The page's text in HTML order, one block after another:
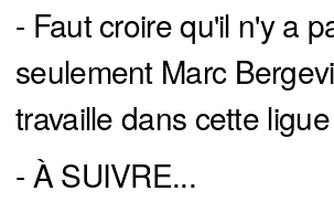
- Faut croire qu'il n'y a
seulement Marc
travaille dans cette
- À SUIVRE...